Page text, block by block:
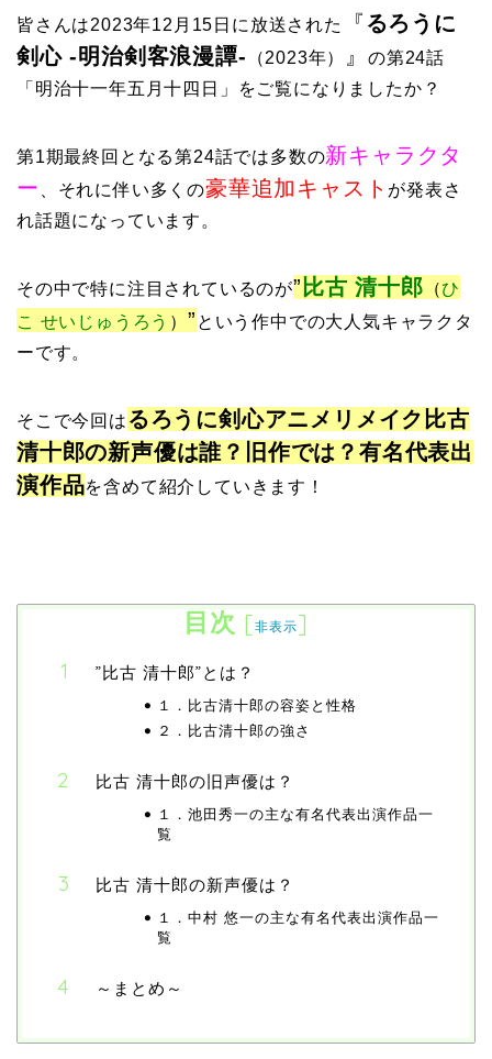
皆さんは2023年12月15日に放送された 『 るろうに
剣心 -明治剣客浪漫譚- （2023年） 』の第24話
「明治十一年五月十四日」をご覧になりましたか？
第1期最終回となる第24話では多数の新キャラクタ
ー
、それに伴い多くの豪華追加キャスト が発表さ
れ話題になっています。
その中で特に注目されているのが” 比古 清十郎 （ひ
こ せいじゅうろう ） ” という作中での大人気キャラクタ
ーです。
そこで今回は るろうに剣心アニメリメイク比古
清十郎の新声優は誰？旧作では？有名代表出
演作品を含めて紹介していきます！
目次 [非表示]
”比古 清十郎”とは？
１．比古清十郎の容姿と性格
２．比古清十郎の強さ
比古 清十郎の旧声優は？
１．池田秀一の主な有名代表出演作品一
覧
比古 清十郎の新声優は？
１．中村 悠一の主な有名代表出演作品一
覧
～まとめ～